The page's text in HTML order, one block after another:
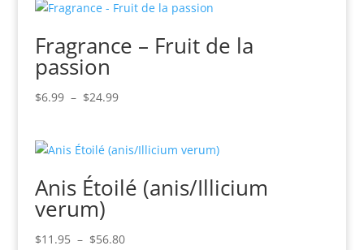
Fragrance – Fruit de la
passion
$6.99 – $24.99Plage
$6.99
$24.99
Anis Étoilé (anis/Illicium
verum)
$11.95 – $56.80Plage